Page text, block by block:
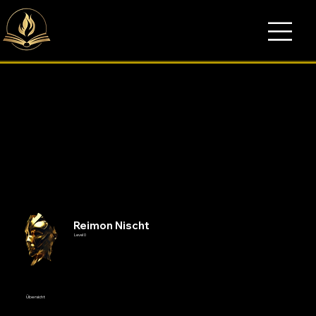
Übersicht
Reimon Nischt
Level 0